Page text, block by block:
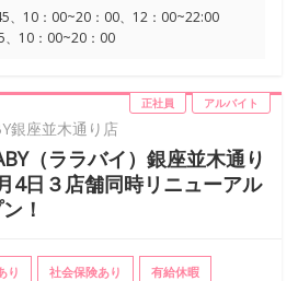
：00~20：00、12：00~22:00
10：00~20：00
正社員 アルバイト
銀座並木通り店
（ララバイ）銀座並木通り
4日３店舗同時リニューアル
！
り 社会保険あり 有給休暇